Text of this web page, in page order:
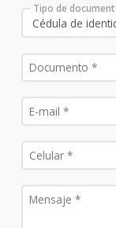
Tipo de